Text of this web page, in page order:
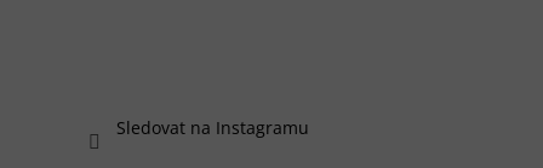
Sledovat na Instagramu